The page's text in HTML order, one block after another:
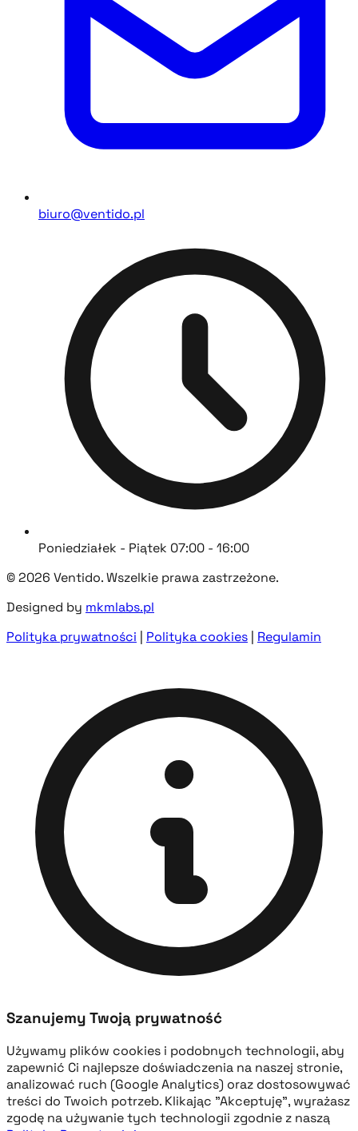
biuro@ventido.pl
Poniedziałek - Piątek 07:00 - 16:00
© 2026 Ventido. Wszelkie prawa zastrzeżone.
Designed by mkmlabs.pl
Polityka prywatności | Polityka cookies | Regulamin
Szanujemy Twoją prywatność
Używamy plików cookies i podobnych technologii, aby
zapewnić Ci najlepsze doświadczenia na naszej stronie,
analizować ruch (Google Analytics) oraz dostosowywać
treści do Twoich potrzeb. Klikając "Akceptuję", wyrażasz
zgodę na używanie tych technologii zgodnie z naszą